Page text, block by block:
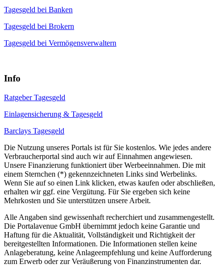
Tagesgeld bei Banken
Tagesgeld bei Brokern
Tagesgeld bei Vermögensverwaltern
Info
Ratgeber Tagesgeld
Einlagensicherung & Tagesgeld
Barclays Tagesgeld
Die Nutzung unseres Portals ist für Sie kostenlos. Wie jedes andere
Verbraucherportal sind auch wir auf Einnahmen angewiesen.
Unsere Finanzierung funktioniert über Werbeeinnahmen. Die mit
einem Sternchen (*) gekennzeichneten Links sind Werbelinks.
Wenn Sie auf so einen Link klicken, etwas kaufen oder abschließen,
erhalten wir ggf. eine Vergütung. Für Sie ergeben sich keine
Mehrkosten und Sie unterstützen unsere Arbeit.
Alle Angaben sind gewissenhaft recherchiert und zusammengestellt.
Die Portalavenue GmbH übernimmt jedoch keine Garantie und
Haftung für die Aktualität, Vollständigkeit und Richtigkeit der
bereitgestellten Informationen. Die Informationen stellen keine
Anlageberatung, keine Anlageempfehlung und keine Aufforderung
zum Erwerb oder zur Veräußerung von Finanzinstrumenten dar.